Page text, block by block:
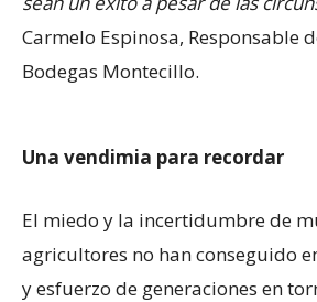
Carmelo Espinosa, Responsable
Bodegas Montecillo.
Una vendimia para recordar
El miedo y la incertidumbre de
agricultores no han conseguido
y esfuerzo de generaciones en